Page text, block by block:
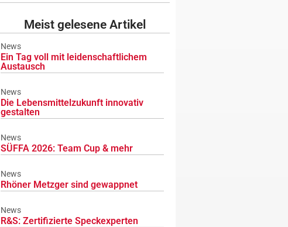
Meist gelesene Artikel
News
Ein Tag voll mit leidenschaftlichem
Austausch
News
Die Lebensmittelzukunft innovativ
gestalten
News
SÜFFA 2026: Team Cup & mehr
News
Rhöner Metzger sind gewappnet
News
R&S: Zertifizierte Speckexperten